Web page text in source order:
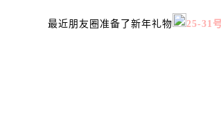
最近朋友圈准备了新年礼物 25-31